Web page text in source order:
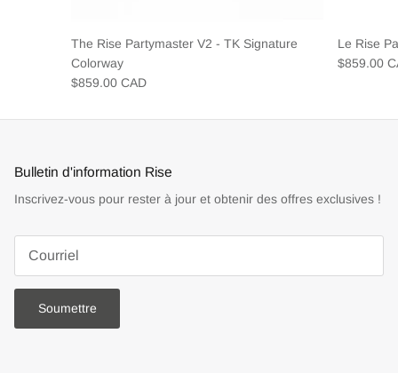
The Rise Partymaster V2 - TK Signature
Colorway
$859.00 CAD
Le Rise
$859.00
Bulletin d'information Rise
Inscrivez-vous pour rester à jour et obtenir des offres exclusives !
Soumettre